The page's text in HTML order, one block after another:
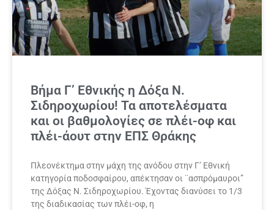
Βήμα Γ’ Εθνικής η Δόξα Ν.
Σιδηροχωρίου! Τα αποτελέσματα
και οι βαθμολογίες σε πλέι-οφ και
πλέι-άουτ στην ΕΠΣ Θράκης
Πλεονέκτημα στην μάχη της ανόδου στην Γ’ Εθνική
κατηγορία ποδοσφαίρου, απέκτησαν οι ¨ασπρόμαυροι”
της Δόξας Ν. Σιδηροχωρίου. Έχοντας διανύσει το 1/3
της διαδικασίας των πλέι-οφ, η